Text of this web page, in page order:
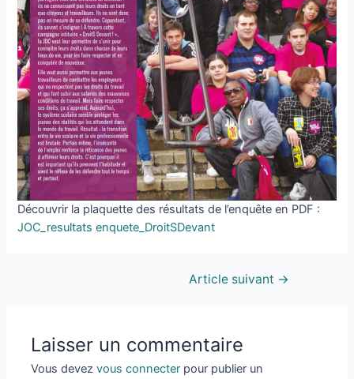
Découvrir la plaquette des résultats de l’enquête en PDF :
JOC_resultats enquete_DroitSDevant
Article suivant →
Laisser un commentaire
Vous devezvous connecter pour publier un